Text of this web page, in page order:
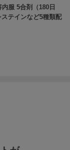
内服 5合剤（180日
テインなど5種類配